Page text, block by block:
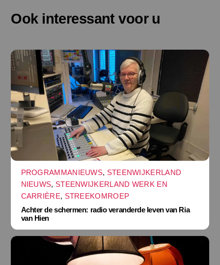
Ook interessant voor u
PROGRAMMANIEUWS, STEENWIJKERLAND
NIEUWS, STEENWIJKERLAND WERK EN
CARRIÈRE, STREEKOMROEP
Achter de schermen: radio veranderde leven van Ria
van Hien